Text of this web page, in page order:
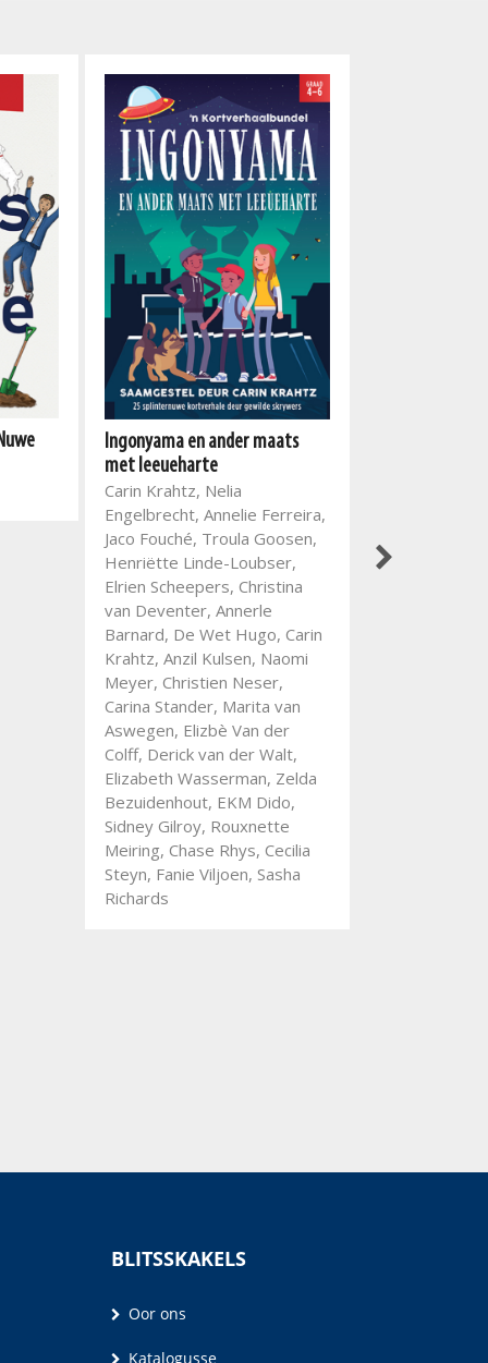
Ingonyama en ander maats
met leeueharte
Carin Krahtz, Nelia
Engelbrecht, Annelie Ferreira,
Jaco Fouché, Troula Goosen,
Henriëtte Linde-Loubser,
Elrien Scheepers, Christina
van Deventer, Annerle
Barnard, De Wet Hugo, Carin
Krahtz, Anzil Kulsen, Naomi
Meyer, Christien Neser,
Carina Stander, Marita van
Aswegen, Elizbè Van der
Colff, Derick van der Walt,
Elizabeth Wasserman, Zelda
Bezuidenhout, EKM Dido,
Sidney Gilroy, Rouxnette
Meiring, Chase Rhys, Cecilia
Steyn, Fanie Viljoen, Sasha
Richards
BLITSSKAKELS
Oor ons
Katalogusse